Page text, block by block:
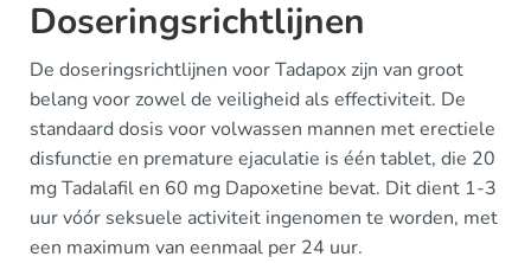
Doseringsrichtlijnen
De doseringsrichtlijnen voor Tadapox zijn van groot
belang voor zowel de veiligheid als effectiviteit. De
standaard dosis voor volwassen mannen met erectiele
disfunctie en premature ejaculatie is één tablet, die 20
mg Tadalafil en 60 mg Dapoxetine bevat. Dit dient 1-3
uur vóór seksuele activiteit ingenomen te worden, met
een maximum van eenmaal per 24 uur.